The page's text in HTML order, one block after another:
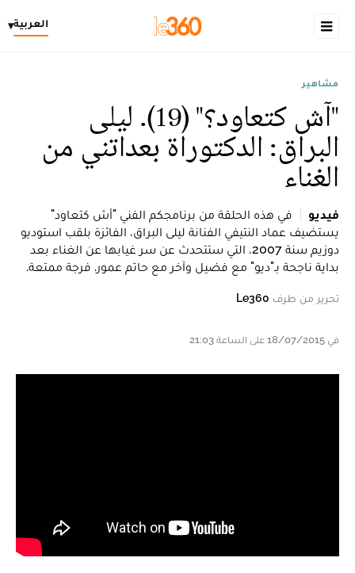
العربية▾
مشاهير
"آش كتعاود؟" (19). ليلى
البراق: الدكتوراة بعداتني من
الغناء
فيديو
في هذه الحلقة من برنامجكم الفني "أش كتعاود"
يستضيف عماد النتيفي الفنانة ليلى البراق، الفائزة بلقب استوديو
دوزيم سنة 2007، التي ستتحدث عن سر غيابها عن الغناء بعد
بداية ناجحة بـ"ديو" مع فضيل وآخر مع حاتم عمور. فرجة ممتعة.
تحرير من طرف Le360
في 18/07/2015 على الساعة 21:03